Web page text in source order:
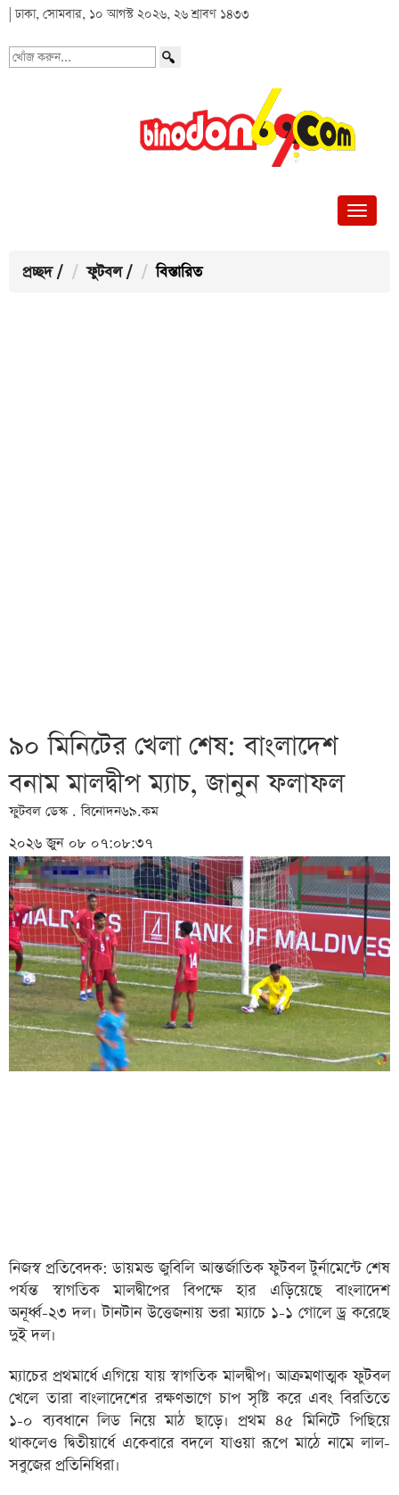
| ঢাকা, সোমবার, ১০ আগস্ট ২০২৬, ২৬ শ্রাবণ ১৪৩৩
খোঁজ
প্রচ্ছদ / ফুটবল / বিস্তারিত
৯০ মিনিটের খেলা শেষ: বাংলাদেশ
বনাম মালদ্বীপ ম্যাচ, জানুন ফলাফল
ফুটবল ডেস্ক . বিনোদন৬৯.কম
২০২৬ জুন ০৮ ০৭:০৮:৩৭
নিজস্ব প্রতিবেদক: ডায়মন্ড জুবিলি আন্তর্জাতিক ফুটবল টুর্নামেন্টে শেষ
পর্যন্ত স্বাগতিক মালদ্বীপের বিপক্ষে হার এড়িয়েছে বাংলাদেশ
অনূর্ধ্ব-২৩ দল। টানটান উত্তেজনায় ভরা ম্যাচে ১-১ গোলে ড্র করেছে
দুই দল।
ম্যাচের প্রথমার্ধে এগিয়ে যায় স্বাগতিক মালদ্বীপ। আক্রমণাত্মক ফুটবল
খেলে তারা বাংলাদেশের রক্ষণভাগে চাপ সৃষ্টি করে এবং বিরতিতে
১-০ ব্যবধানে লিড নিয়ে মাঠ ছাড়ে। প্রথম ৪৫ মিনিটে পিছিয়ে
থাকলেও দ্বিতীয়ার্ধে একেবারে বদলে যাওয়া রূপে মাঠে নামে লাল-
সবুজের প্রতিনিধিরা।